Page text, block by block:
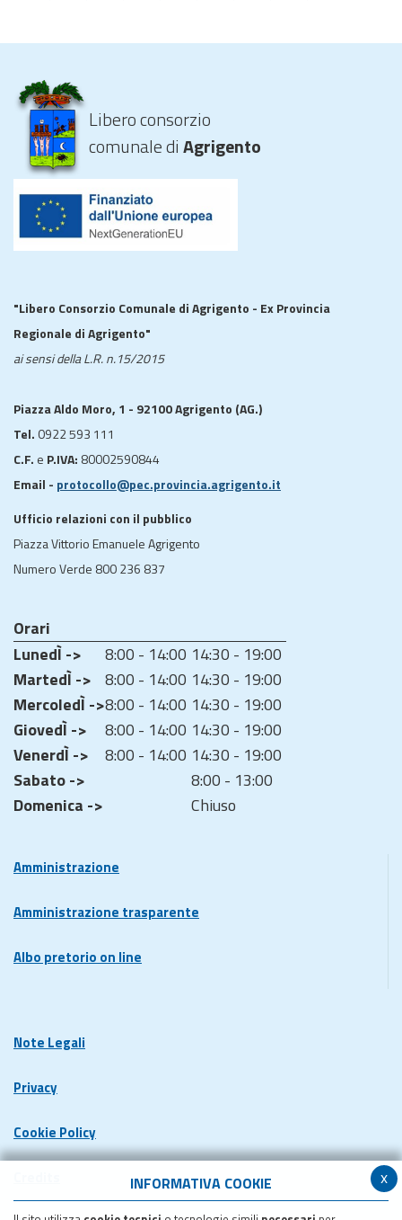
x
INFORMATIVA COOKIE
Libero consorzio
comunale diAgrigento
"Libero Consorzio Comunale di Agrigento - Ex Provincia
Regionale di Agrigento"
ai sensi della L.R. n.15/2015
Piazza Aldo Moro, 1 - 92100 Agrigento (AG.)
Tel. 0922 593 111
C.F. e P.IVA: 80002590844
Email - protocollo@pec.provincia.agrigento.it
Ufficio relazioni con il pubblico
Piazza Vittorio Emanuele Agrigento
Numero Verde 800 236 837
Orari
LunedÌ ->
8:00 - 14:00 14:30 - 19:00
MartedÌ -> 8:00 - 14:00 14:30 - 19:00
MercoledÌ ->8:00 - 14:00 14:30 - 19:00
GiovedÌ ->
8:00 - 14:00 14:30 - 19:00
VenerdÌ ->
8:00 - 14:00 14:30 - 19:00
Sabato ->
8:00 - 13:00
Domenica ->
Chiuso
Amministrazione
Amministrazione trasparente
Albo pretorio on line
Note Legali
Privacy
Cookie Policy